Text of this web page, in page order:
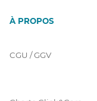
À PROPOS
CGU / GGV